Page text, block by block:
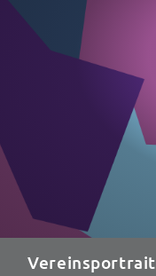
Vereinsportrait